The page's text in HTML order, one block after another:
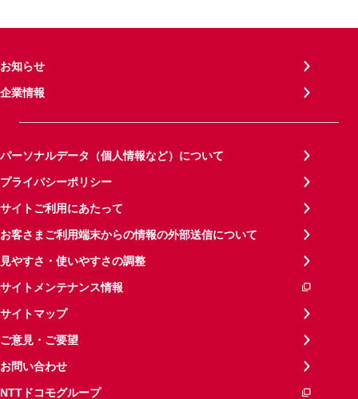
お知らせ
企業情報
パーソナルデータ（個人情報など）について
プライバシーポリシー
サイトご利用にあたって
お客さまご利用端末からの情報の外部送信について
見やすさ・使いやすさの調整
サイトメンテナンス情報
サイトマップ
ご意見・ご要望
お問い合わせ
NTTドコモグループ